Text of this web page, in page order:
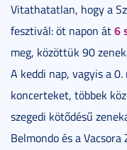
Vitathatatlan, hogy a
fesztivál: öt napon át6
meg, közöttük 90
A keddi nap, vagyis a
koncerteket, többek
szegedi kötődésű
Belmondo és a